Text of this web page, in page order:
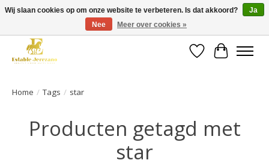
Gratis verzending vanaf €49 op een groot deel van ons assortiment
Verlanglijst
Home / Tags / star
Producten getagd met
star
Wij slaan cookies op om onze website te verbeteren. Is dat akkoord?
Ja
Nee
Meer over cookies »